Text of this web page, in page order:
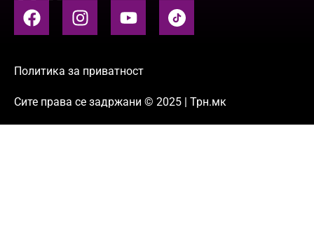
Политика за приватност
Сите права се задржани © 2025 | Трн.мк